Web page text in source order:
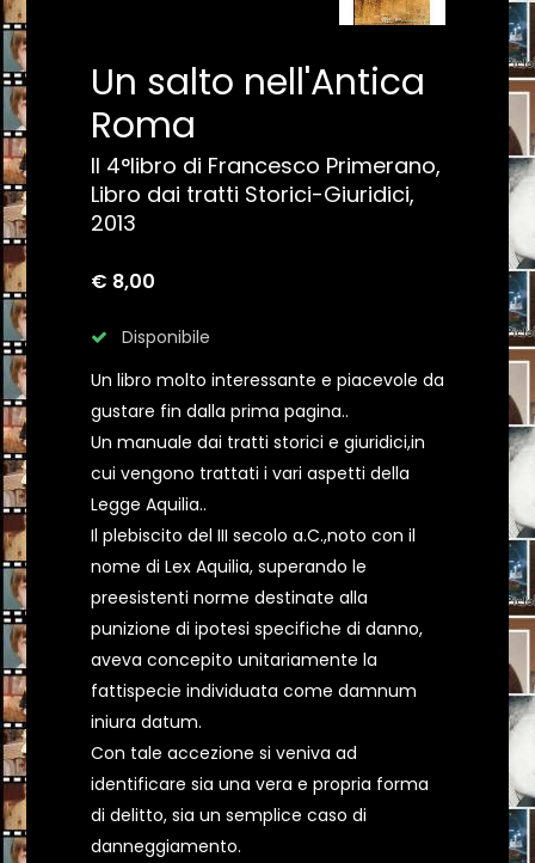
Un salto nell'Antica
Roma
Il 4°libro di Francesco Primerano,
Libro dai tratti Storici-Giuridici,
2013
€ 8,00
Disponibile
Un libro molto interessante e piacevole da
gustare fin dalla prima pagina..
Un manuale dai tratti storici e giuridici,in
cui vengono trattati i vari aspetti della
Legge Aquilia..
Il plebiscito del III secolo a.C.,noto con il
nome di Lex Aquilia, superando le
preesistenti norme destinate alla
punizione di ipotesi specifiche di danno,
aveva concepito unitariamente la
fattispecie individuata come damnum
iniura datum.
Con tale accezione si veniva ad
identificare sia una vera e propria forma
di delitto, sia un semplice caso di
danneggiamento.